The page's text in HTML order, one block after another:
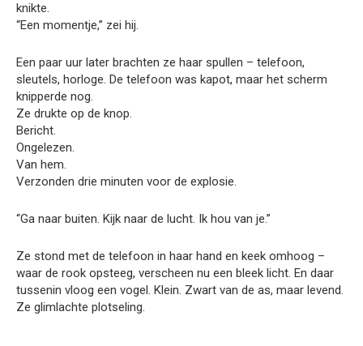
knikte.
“Een momentje,” zei hij.
Een paar uur later brachten ze haar spullen – telefoon,
sleutels, horloge. De telefoon was kapot, maar het scherm
knipperde nog.
Ze drukte op de knop.
Bericht.
Ongelezen.
Van hem.
Verzonden drie minuten voor de explosie.
“Ga naar buiten. Kijk naar de lucht. Ik hou van je.”
Ze stond met de telefoon in haar hand en keek omhoog –
waar de rook opsteeg, verscheen nu een bleek licht. En daar
tussenin vloog een vogel. Klein. Zwart van de as, maar levend.
Ze glimlachte plotseling.